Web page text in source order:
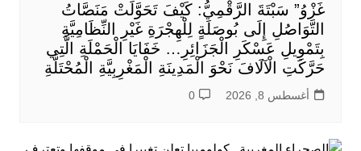
غَزْوُ” سَبْتَةَ الرَّقْمِيُّ: كَيْفَ تَحَوَّلَتْ مَنَصَّاتُ
التَّوَاصُلِ إِلَى بُوصَلَةٍ لِلْهِجْرَةِ غَيْرِ النِّظَامِيَّةِ
بِتَمْوِيلِ عَسْكَرِ الْجَزَائِرِ… خَفَايَا الْحَمْلَةِ الَّتِي
حَرَّكَتِ الْآلَافَ نَحْوَ الْمَدِينَةِ الْمَغْرِبِيَّةِ الْمُحْتَلَّةِ
أغسطس 8, 2026 0